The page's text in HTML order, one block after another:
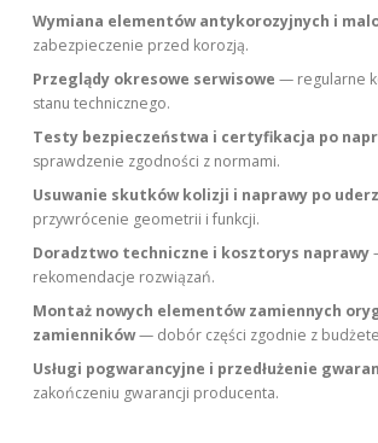
Wymiana elementów antykorozyjnych i
zabezpieczenie przed korozją.
Przeglądy okresowe serwisowe — regularne
stanu technicznego.
Testy bezpieczeństwa i certyfikacja po
sprawdzenie zgodności z normami.
Usuwanie skutków kolizji i naprawy po
przywrócenie geometrii i funkcji.
Doradztwo techniczne i kosztorys naprawy
rekomendacje rozwiązań.
Montaż nowych elementów zamiennych
zamienników— dobór części zgodnie z
Usługi pogwarancyjne i przedłużenie
zakończeniu gwarancji producenta.